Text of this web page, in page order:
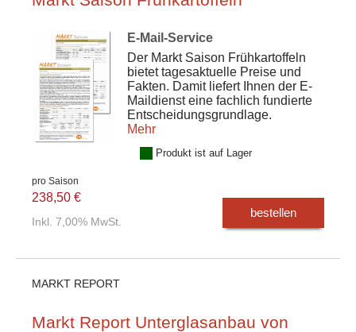
E-Mail-Service
Der Markt Saison Frühkartoffeln
bietet tagesaktuelle Preise und
Fakten. Damit liefert Ihnen der E-
Maildienst eine fachlich fundierte
Entscheidungsgrundlage.
Mehr
Produkt ist auf Lager
pro Saison
238,50 €
Inkl. 7,00% MwSt.
bestellen
MARKT REPORT
Markt Report Unterglasanbau von